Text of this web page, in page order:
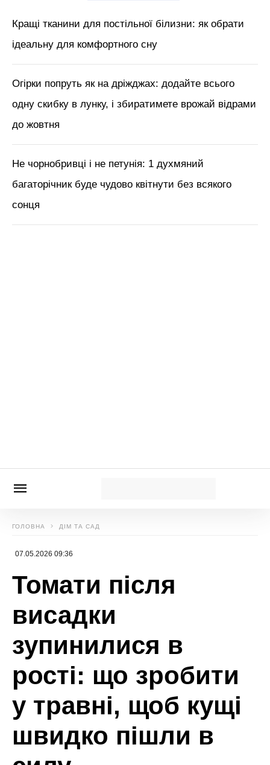
Кращі тканини для постільної білизни: як обрати
ідеальну для комфортного сну
Огірки попруть як на дріжджах: додайте всього
одну скибку в лунку, і збиратимете врожай відрами
до жовтня
Не чорнобривці і не петунія: 1 духмяний
багаторічник буде чудово квітнути без всякого
сонця